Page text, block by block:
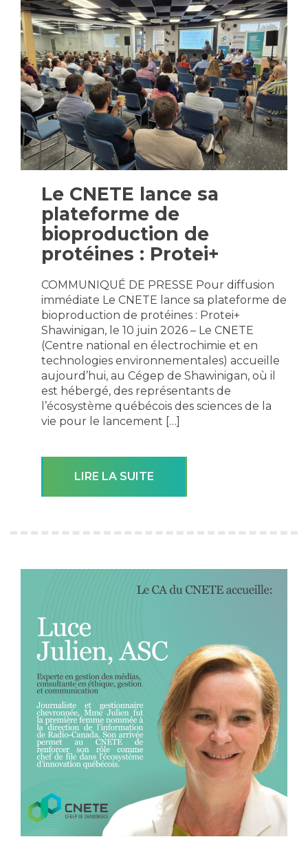
Le CNETE lance sa
plateforme de
bioproduction de
protéines : Protei+
COMMUNIQUÉ DE PRESSE Pour diffusion
immédiate Le CNETE lance sa plateforme de
bioproduction de protéines : Protei+
Shawinigan, le 10 juin 2026 – Le CNETE
(Centre national en électrochimie et en
technologies environnementales) accueille
aujourd’hui, au Cégep de Shawinigan, où il
est hébergé, des représentants de
l’écosystème québécois des sciences de la
vie pour le lancement […]
LIRE LA SUITE